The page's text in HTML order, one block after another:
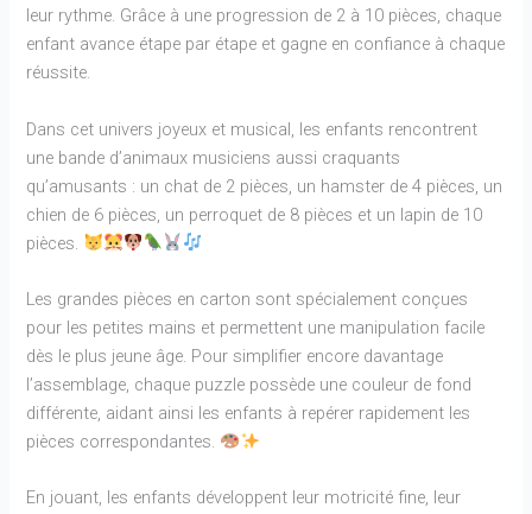
leur rythme. Grâce à une progression de 2 à 10 pièces, chaque
enfant avance étape par étape et gagne en confiance à chaque
réussite.
Dans cet univers joyeux et musical, les enfants rencontrent
une bande d’animaux musiciens aussi craquants
qu’amusants : un chat de 2 pièces, un hamster de 4 pièces, un
chien de 6 pièces, un perroquet de 8 pièces et un lapin de 10
pièces.
Les grandes pièces en carton sont spécialement conçues
pour les petites mains et permettent une manipulation facile
dès le plus jeune âge. Pour simplifier encore davantage
l’assemblage, chaque puzzle possède une couleur de fond
différente, aidant ainsi les enfants à repérer rapidement les
pièces correspondantes.
En jouant, les enfants développent leur motricité fine, leur